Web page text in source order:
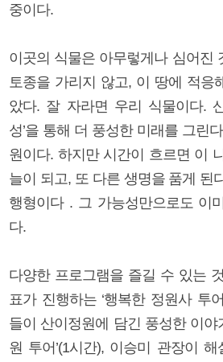
중이다.
이곳의 식물은 아무렇게나 심어진
토종을 가리지 않고, 이 땅에 적응
았다. 잘 자라면 우리 식물이다.
성’을 통해 더 풍성한 미래를 그린
원이다. 하지만 시간이 흐르면 이
늘이 되고, 또 다른 생명을 품게 된
행형이다 . 그 가능성만으로도 이
다.
다양한 프로그램을 즐길 수 있는
표가 진행하는 ‘행복한 정원사 투
들이 산이정원에 담긴 풍성한 이야
원 투어’(1시간), 이승미 관장이